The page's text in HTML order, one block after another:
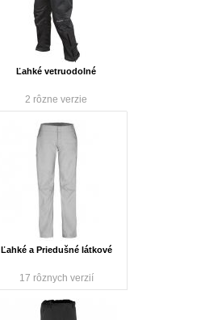
Ľahké vetruodolné
2 rôzne verzie
Ľahké a Priedušné látkové
17 rôznych verzií